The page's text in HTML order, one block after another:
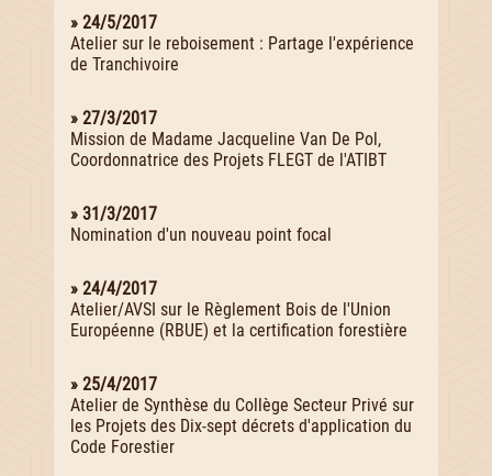
» 24/5/2017
Atelier sur le reboisement : Partage l'expérience
de Tranchivoire
» 27/3/2017
Mission de Madame Jacqueline Van De Pol,
Coordonnatrice des Projets FLEGT de l'ATIBT
» 31/3/2017
Nomination d'un nouveau point focal
» 24/4/2017
Atelier/AVSI sur le Règlement Bois de l'Union
Européenne (RBUE) et la certification forestière
» 25/4/2017
Atelier de Synthèse du Collège Secteur Privé sur
les Projets des Dix-sept décrets d'application du
Code Forestier